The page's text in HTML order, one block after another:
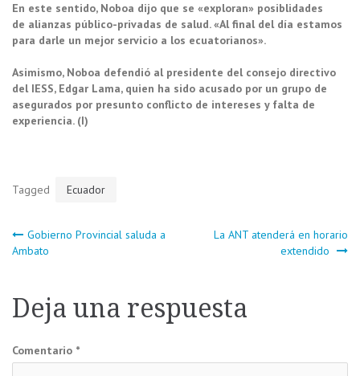
En este sentido, Noboa dijo que se «exploran» posiblidades
de alianzas público-privadas de salud. «Al final del día estamos
para darle un mejor servicio a los ecuatorianos».
Asimismo, Noboa defendió al presidente del consejo directivo
del IESS, Edgar Lama, quien ha sido acusado por un grupo de
asegurados por presunto conflicto de intereses y falta de
experiencia. (I)
Tagged Ecuador
Navegación
entradas
Gobierno Provincial saluda a
Ambato
La ANT atenderá en horario
extendido
Deja una respuesta
Comentario *